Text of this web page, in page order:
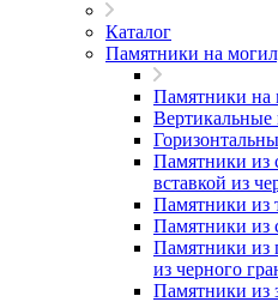
Каталог
Памятники на
Памятники на
Памятники из
вставкой из
Памятники из
Памятники из
Памятники из
из черного
Памятники из